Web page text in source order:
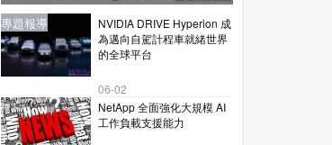
星通訊的下一代毫米波技術
新聞
NVIDIA DRIVE Hyperion 成
為邁向自駕計程車就緒世界
的全球平台
06-02
新聞
NetApp 全面強化大規模 AI
工作負載支援能力
專題報導
新聞
專題報導